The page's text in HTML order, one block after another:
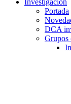
Portada
DCA
Grupos